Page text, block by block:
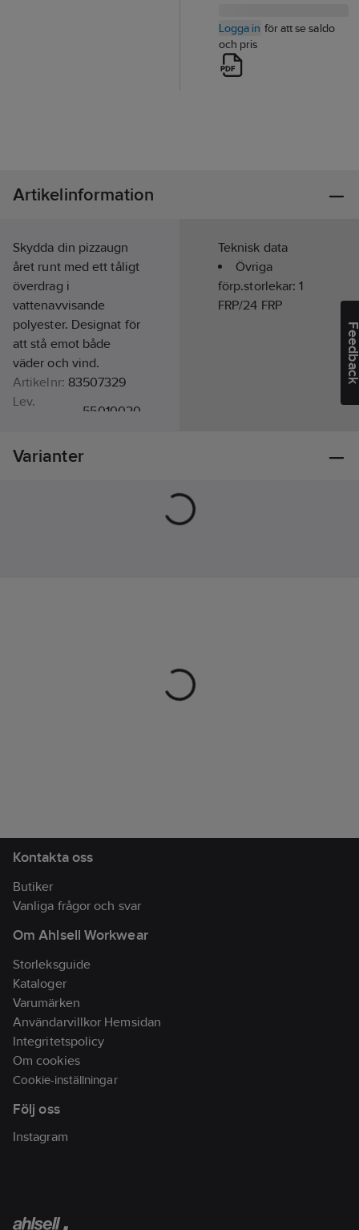
Logga in för att se saldo
och pris
Artikelinformation
Skydda din pizzaugn
året runt med ett tåligt
överdrag i
vattenavvisande
polyester. Designat för
att stå emot både
väder och vind.
Artikelnr: 83507329
Lev.
55010020
artikelnr:
6414676027362
Teknisk data
Övriga
förp.storlekar:1
FRP/24 FRP
Varianter
Kontakta oss
Butiker
Vanliga frågor och svar
Om Ahlsell Workwear
Storleksguide
Kataloger
Varumärken
Användarvillkor Hemsidan
Integritetspolicy
Om cookies
Cookie-inställningar
Följ oss
Instagram